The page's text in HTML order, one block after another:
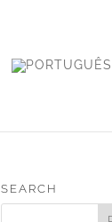
SEARCH